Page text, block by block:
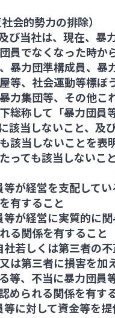
会的勢力の排除）
び当社は、現在、暴
員でなくなった時か
暴力団準構成員、暴
等、社会運動等標ぼ
力集団等、その他こ
総称して「暴力団員
該当しないこと、及
該当しないことを表
っても該当しないこ
が経営を支配してい
有すること
が経営に実質的に関
る関係を有すること
若しくは第三者の
は第三者に損害を加
等、不当に暴力団員
められる関係を有す
に対して資金等を提